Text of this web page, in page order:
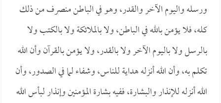
ورسله واليوم الآخر والقدر، وهو في الباطن منصرف من ذلك
كله، فلا يؤمن بالله في الباطن، ولا بالملائكة ولا بالكتب ولا
بالرسل ولا باليوم الآخر ولا بالقدر، ولا يؤمن بالقرآن وأن الله
تكلم به، وأن الله أنزله هداية للناس، وشفاء لما في الصدور، وأن
الله أنزله للإنذار والبشارة، ففيه بشارة المؤمنين وإنذار لبأس الله